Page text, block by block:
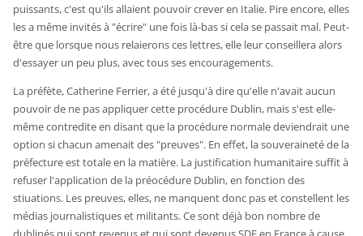
puissants, c'est qu'ils allaient pouvoir crever en Italie. Pire encore, elles
les a même invités à "écrire" une fois là-bas si cela se passait mal. Peut-
être que lorsque nous relaierons ces lettres, elle leur conseillera alors
d'essayer un peu plus, avec tous ses encouragements.
La préfète, Catherine Ferrier, a été jusqu'à dire qu'elle n'avait aucun
pouvoir de ne pas appliquer cette procédure Dublin, mais s'est elle-
même contredite en disant que la procédure normale deviendrait une
option si chacun amenait des "preuves". En effet, la souveraineté de la
préfecture est totale en la matière. La justification humanitaire suffit à
refuser l'application de la préocédure Dublin, en fonction des
stiuations. Les preuves, elles, ne manquent donc pas et constellent les
médias journalistiques et militants. Ce sont déjà bon nombre de